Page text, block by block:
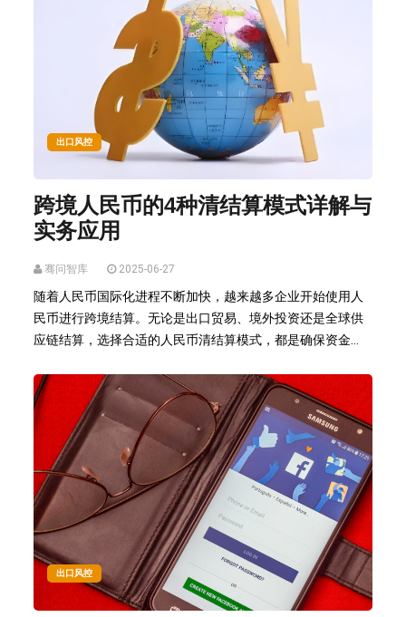
出口风控
跨境人民币的4种清结算模式详解与
实务应用
骞问智库 2025-06-27
随着人民币国际化进程不断加快，越来越多企业开始使用人
民币进行跨境结算。无论是出口贸易、境外投资还是全球供
应链结算，选择合适的人民币清结算模式，都是确保资金...
出口风控